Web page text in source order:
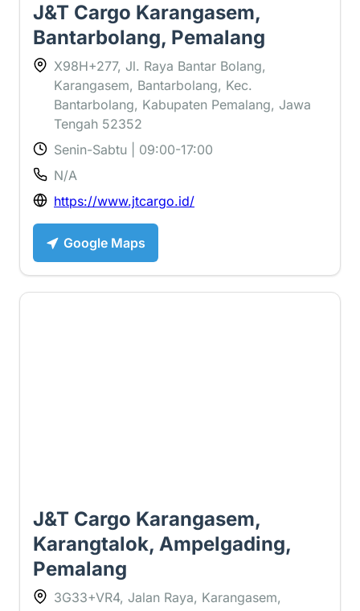
J&T Cargo Karangasem,
Bantarbolang, Pemalang
X98H+277, Jl. Raya Bantar Bolang,
Karangasem, Bantarbolang, Kec.
Bantarbolang, Kabupaten Pemalang, Jawa
Tengah 52352
Senin-Sabtu | 09:00-17:00
N/A
https://www.jtcargo.id/
Google Maps
J&T Cargo Karangasem,
Karangtalok, Ampelgading,
Pemalang
3G33+VR4, Jalan Raya, Karangasem,